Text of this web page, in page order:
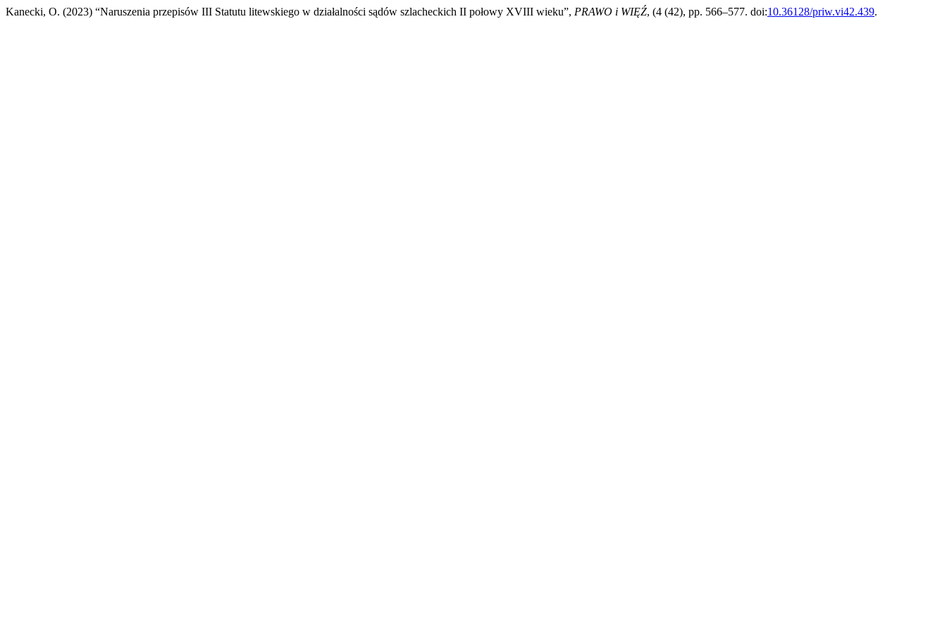
Kanecki, O. (2023) “Naruszenia przepisów III Statutu litewskiego w działalności sądów szlacheckich II połowy XVIII wieku”, PRAWO i WIĘŹ, (4 (42), pp. 566–577. doi:10.36128/priw.vi42.439.